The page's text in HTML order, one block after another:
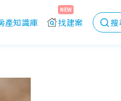
產知識庫 找建案
NEW